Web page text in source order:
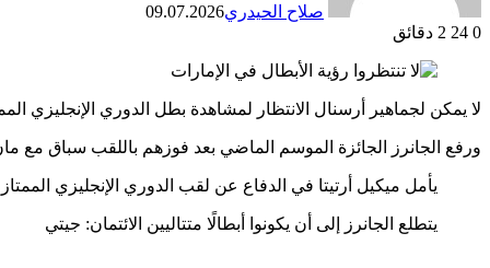
صلاح الحيدري09.07.2026
0
2 دقائق
لا يمكن لجماهير أرسنال الانتظار لمشاهدة بطل الدوري الإنجليزي
ورفع الجانرز الجائزة الموسم الماضي بعد فوزهم باللقب سباق مع
يأمل ميكيل أرتيتا في الدفاع عن لقب الدوري الإنجليزي
يتطلع الجانرز إلى أن يكونوا أبطالًا متتاليين الائتمان: جيتي